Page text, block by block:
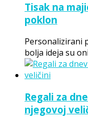
Tisak na
poklon
Personalizirani
bolja ideja su
Regali za
njegovoj